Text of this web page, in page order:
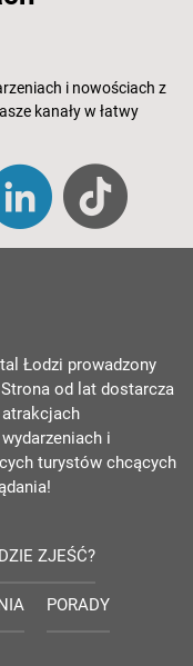
i nowościach z
kanały w łatwy
Łodzi prowadzony
od lat dostarcza
i
turystów chcących
ZJEŚĆ?
PORADY